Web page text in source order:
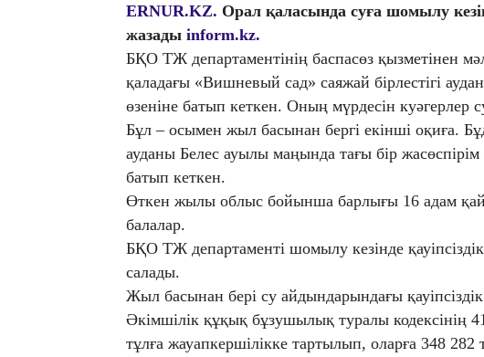
ERNUR.KZ. Орал қаласында суға шомылу
жазады inform.kz.
БҚО ТЖ департаментінің баспасөз қызметінен
қаладағы «Вишневый сад» саяжай бірлестігі
өзеніне батып кеткен. Оның мүрдесін куәгерлер
Бұл – осымен жыл басынан бергі екінші оқиға.
ауданы Белес ауылы маңында тағы бір
батып кеткен.
Өткен жылы облыс бойынша барлығы 16 адам
балалар.
БҚО ТЖ департаменті шомылу кезінде
салады.
Жыл басынан бері су айдындарындағы
Әкімшілік құқық бұзушылық туралы кодексінің
тұлға жауапкершілікке тартылып, оларға 348